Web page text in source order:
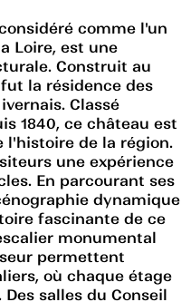
comme l'un
Loire, est une
Construit au
la résidence des
Classé
1840, ce château est
l'histoire de la région.
une expérience
En parcourant ses
dynamique
fascinante de ce
monumental
permettent
où chaque étage
salles du Conseil